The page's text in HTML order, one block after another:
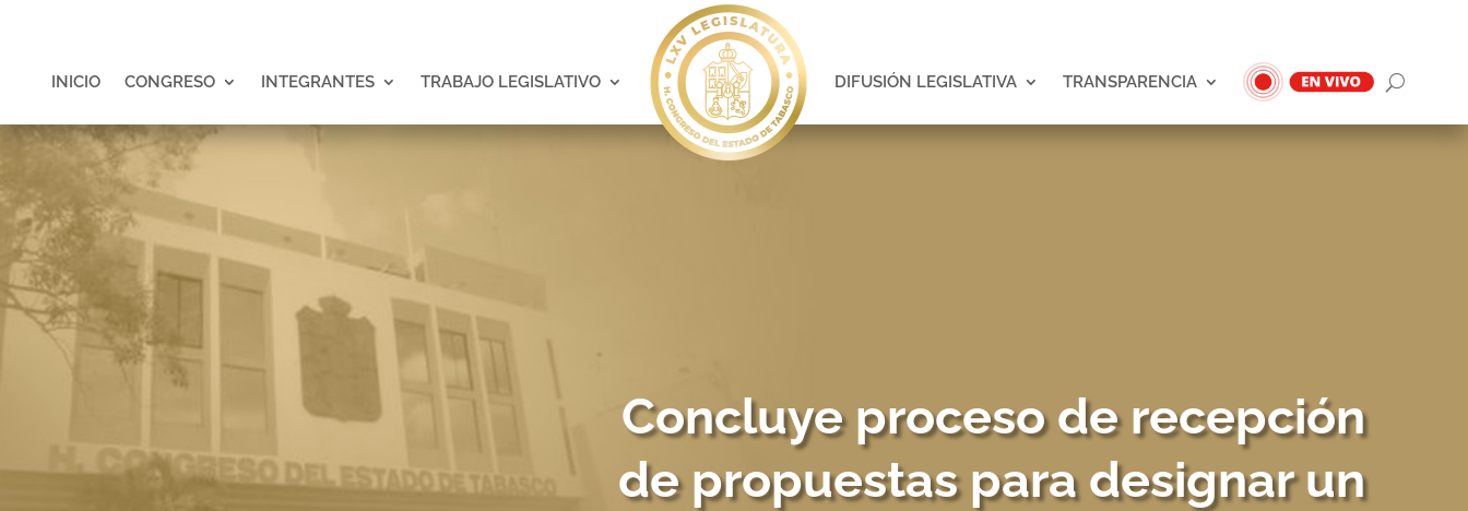
INICIO CONGRESO INTEGRANTES TRABAJO LEGISLATIVO DIFUSIÓN LEGISLATIVA TRANSPARENCIA
Concluye proceso de recepción
de propuestas para designar un